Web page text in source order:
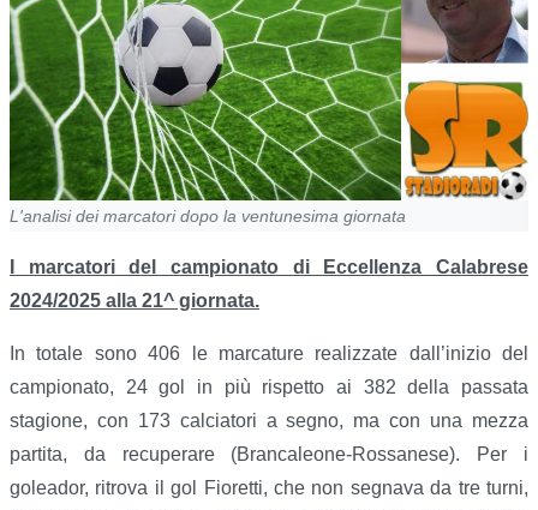
L'analisi dei marcatori dopo la ventunesima giornata
I marcatori del campionato di Eccellenza Calabrese
2024/2025 alla 21^ giornata.
In totale sono 406 le marcature realizzate dall’inizio del
campionato, 24 gol in più rispetto ai 382 della passata
stagione, con 173 calciatori a segno, ma con una mezza
partita, da recuperare (Brancaleone-Rossanese). Per i
goleador, ritrova il gol Fioretti, che non segnava da tre turni,